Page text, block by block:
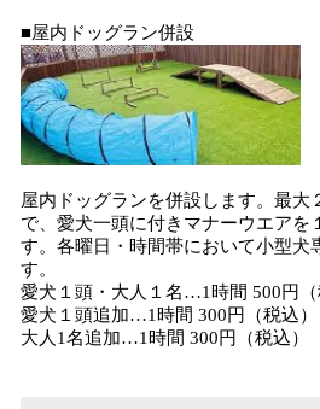
■屋内ドッグラン併設
屋内ドッグランを併設します。最大
で、愛犬一頭に付きマナーウエアを
す。各曜日・時間帯において小型犬
す。
愛犬１頭・大人１名…1時間 500円（
愛犬１頭追加…1時間 300円（税込）
大人1名追加…1時間 300円（税込）